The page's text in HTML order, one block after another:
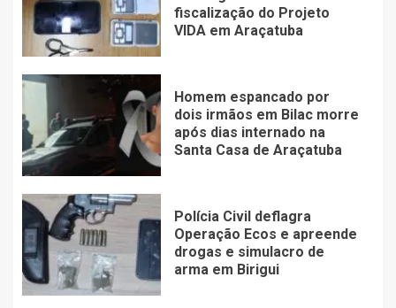
fiscalização do Projeto
VIDA em Araçatuba
Homem espancado por
dois irmãos em Bilac morre
após dias internado na
Santa Casa de Araçatuba
Polícia Civil deflagra
Operação Ecos e apreende
drogas e simulacro de
arma em Birigui